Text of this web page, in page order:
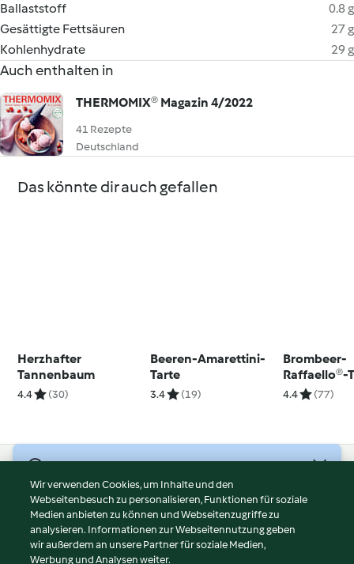
Ballaststoff
0.8 g
Gesättigte Fettsäuren
27 g
Kohlenhydrate
29 g
Auch enthalten in
THERMOMIX® Magazin 4/2022
41 Rezepte
Deutschland
Das könnte dir auch gefallen
Herzhafter
Tannenbaum
4.4 (30)
Beeren-Amarettini-
Tarte
3.4 (19)
Brombeer-
Raffaello®-
4.4 (77)
Nutzungsbedingungen
Datenschutzrichtlinien
Disclaimer
Wir verwenden Cookies, um Inhalte und den
Webseitenbesuch zu personalisieren, Funktionen für soziale
Medien anbieten zu können und Webseitenzugriffe zu
analysieren. Informationen zur Webseitennutzung geben
wir außerdem an unsere Partner für soziale Medien,
Werbung und Analysen weiter.